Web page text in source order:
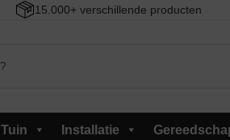
15.000+ verschillende producten
Tuin Installatie